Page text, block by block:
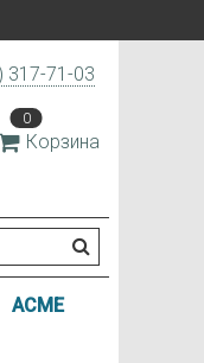
317-71-03
0
Корзина
ACME